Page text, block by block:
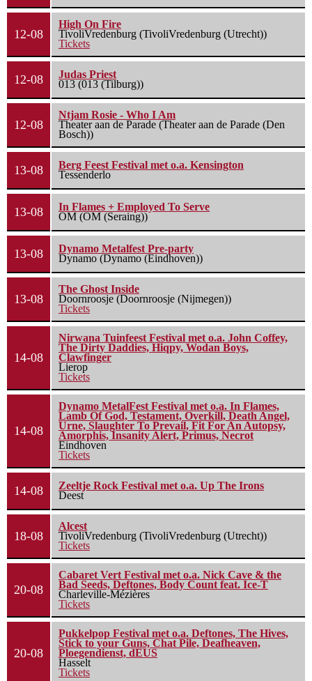
12-08
High On Fire
TivoliVredenburg (TivoliVredenburg (Utrecht))
Tickets
12-08
Judas Priest
013 (013 (Tilburg))
12-08
Ntjam Rosie - Who I Am
Theater aan de Parade (Theater aan de Parade (Den
Bosch))
13-08
Berg Feest Festival met o.a. Kensington
Tessenderlo
13-08
In Flames + Employed To Serve
OM (OM (Seraing))
13-08
Dynamo Metalfest Pre-party
Dynamo (Dynamo (Eindhoven))
13-08
The Ghost Inside
Doornroosje (Doornroosje (Nijmegen))
Tickets
14-08
Nirwana Tuinfeest Festival met o.a. John Coffey,
The Dirty Daddies, Hiqpy, Wodan Boys,
Clawfinger
Lierop
Tickets
14-08
Dynamo MetalFest Festival met o.a. In Flames,
Lamb Of God, Testament, Overkill, Death Angel,
Urne, Slaughter To Prevail, Fit For An Autopsy,
Amorphis, Insanity Alert, Primus, Necrot
Eindhoven
Tickets
14-08
Zeeltje Rock Festival met o.a. Up The Irons
Deest
18-08
Alcest
TivoliVredenburg (TivoliVredenburg (Utrecht))
Tickets
20-08
Cabaret Vert Festival met o.a. Nick Cave & the
Bad Seeds, Deftones, Body Count feat. Ice-T
Charleville-Mézières
Tickets
20-08
Pukkelpop Festival met o.a. Deftones, The Hives,
Stick to your Guns, Chat Pile, Deafheaven,
Ploegendienst, dEUS
Hasselt
Tickets